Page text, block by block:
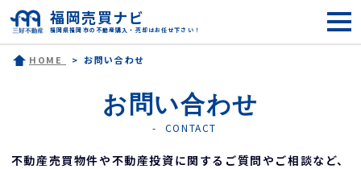
福岡県福岡市の不動産購入・売却はお任せ下さい！
福岡売買ナビ
HOME お問い合わせ
お問い合わせ
CONTACT
不動産売買物件や不動産投資に関するご質問やご相談など、